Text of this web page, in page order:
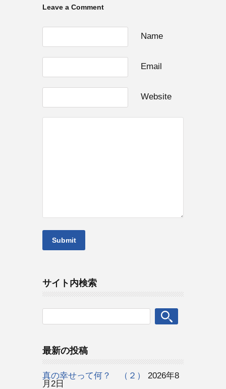
Leave a Comment
Name
Email
Website
サイト内検索
最新の投稿
真の幸せって何？ （２）
2026年8
月2日